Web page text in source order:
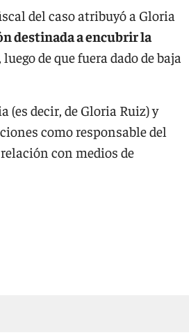
del caso atribuyó a Gloria
destinada a encubrir la
de que fuera dado de baja
(es decir, de Gloria Ruiz) y
como responsable del
con medios de